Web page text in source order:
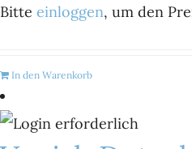
Bitte einloggen, um den
In den Warenkorb